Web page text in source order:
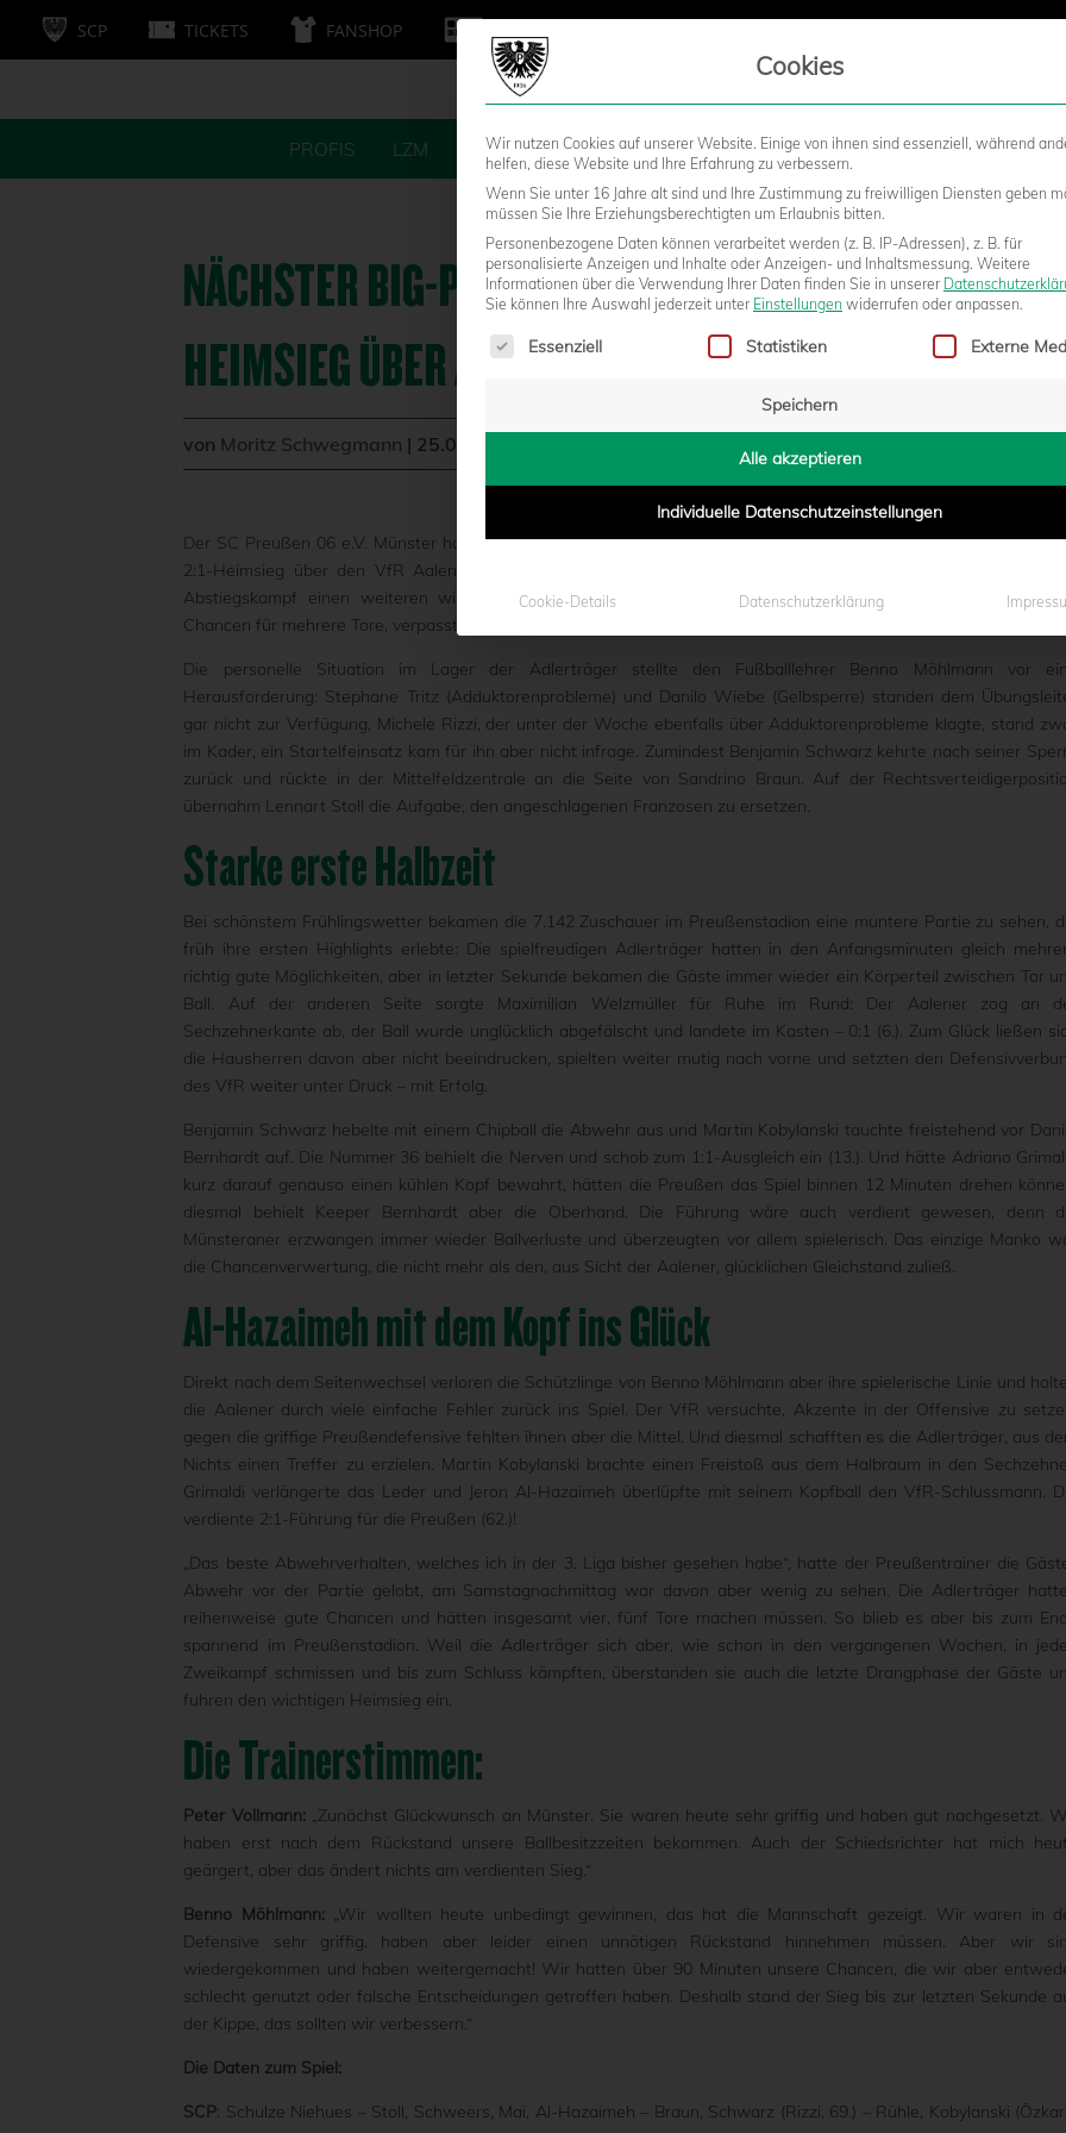
SCP TICKETS FANSHOP
PROFIS LZM FANS STADION BUSINESS KIDS
NÄCHSTER BIG-POINT: PREUSSEN KLETTERN NACH 2:1-
EIMSIEG ÜBER AALEN IN DER TABELLE
von Moritz Schwegmann | 25.03.2017 - 16:48
Der SC Preußen 06 e.V. Münster hat am 29. Spieltag den nächsten Big-Point gelandet. Die Adlerträger haben
2:1-Heimsieg über den VfR Aalen nicht nur einen starken spielerischen Auftritt abgeliefert, sie haben auch
Abstiegskampf einen weiteren wichtigen Schritt gemacht. Über die gesamte Spielzeit hatten die
Chancen für mehrere Tore, verpassten am Samstagnachmittag aber die frühzeitige Entscheidung.
Die personelle Situation im Lager der Adlerträger stellte den Fußballlehrer Benno Möhlmann vor
Herausforderung: Stephane Tritz (Adduktorenprobleme) und Danilo Wiebe (Gelbsperre) standen dem
gar nicht zur Verfügung, Michele Rizzi, der unter der Woche ebenfalls über Adduktorenprobleme klagte, stand
im Kader, ein Startelfeinsatz kam für ihn aber nicht infrage. Zumindest Benjamin Schwarz kehrte nach seiner
zurück und rückte in der Mittelfeldzentrale an die Seite von Sandrino Braun. Auf der
übernahm Lennart Stoll die Aufgabe, den angeschlagenen Franzosen zu ersetzen.
Starke erste Halbzeit
Bei schönstem Frühlingswetter bekamen die 7.142 Zuschauer im Preußenstadion eine muntere Partie zu sehen,
früh ihre ersten Highlights erlebte: Die spielfreudigen Adlerträger hatten in den Anfangsminuten gleich
richtig gute Möglichkeiten, aber in letzter Sekunde bekamen die Gäste immer wieder ein Körperteil zwischen Tor
Ball. Auf der anderen Seite sorgte Maximilian Welzmüller für Ruhe im Rund: Der Aalener zog an
Sechzehnerkante ab, der Ball wurde unglücklich abgefälscht und landete im Kasten – 0:1 (6.). Zum Glück ließen
die Hausherren davon aber nicht beeindrucken, spielten weiter mutig nach vorne und setzten den
des VfR weiter unter Druck – mit Erfolg.
Benjamin Schwarz hebelte mit einem Chipball die Abwehr aus und Martin Kobylanski tauchte freistehend vor
Bernhardt auf. Die Nummer 36 behielt die Nerven und schob zum 1:1-Ausgleich ein (13.). Und hätte Adriano
kurz darauf genauso einen kühlen Kopf bewahrt, hätten die Preußen das Spiel binnen 12 Minuten drehen
diesmal behielt Keeper Bernhardt aber die Oberhand. Die Führung wäre auch verdient gewesen, denn
Münsteraner erzwangen immer wieder Ballverluste und überzeugten vor allem spielerisch. Das einzige Manko
die Chancenverwertung, die nicht mehr als den, aus Sicht der Aalener, glücklichen Gleichstand zuließ.
Al-Hazaimeh mit dem Kopf ins Glück
Direkt nach dem Seitenwechsel verloren die Schützlinge von Benno Möhlmann aber ihre spielerische Linie und
die Aalener durch viele einfache Fehler zurück ins Spiel. Der VfR versuchte, Akzente in der Offensive zu
gegen die griffige Preußendefensive fehlten ihnen aber die Mittel. Und diesmal schafften es die Adlerträger, aus
Nichts einen Treffer zu erzielen. Martin Kobylanski brachte einen Freistoß aus dem Halbraum in den
Grimaldi verlängerte das Leder und Jeron Al-Hazaimeh überlüpfte mit seinem Kopfball den VfR-Schlussmann.
verdiente 2:1-Führung für die Preußen (62.)!
„Das beste Abwehrverhalten, welches ich in der 3. Liga bisher gesehen habe“, hatte der Preußentrainer die
Abwehr vor der Partie gelobt, am Samstagnachmittag war davon aber wenig zu sehen. Die Adlerträger
reihenweise gute Chancen und hätten insgesamt vier, fünf Tore machen müssen. So blieb es aber bis zum
spannend im Preußenstadion. Weil die Adlerträger sich aber, wie schon in den vergangenen Wochen, in
Zweikampf schmissen und bis zum Schluss kämpften, überstanden sie auch die letzte Drangphase der Gäste
fuhren den wichtigen Heimsieg ein.
Die Trainerstimmen:
Peter Vollmann:„Zunächst Glückwunsch an Münster. Sie waren heute sehr griffig und haben gut nachgesetzt.
haben erst nach dem Rückstand unsere Ballbesitzzeiten bekommen. Auch der Schiedsrichter hat mich
geärgert, aber das ändert nichts am verdienten Sieg.“
Benno Möhlmann:„Wir wollten heute unbedingt gewinnen, das hat die Mannschaft gezeigt. Wir waren in
Defensive sehr griffig, haben aber leider einen unnötigen Rückstand hinnehmen müssen. Aber wir
wiedergekommen und haben weitergemacht! Wir hatten über 90 Minuten unsere Chancen, die wir aber
schlecht genutzt oder falsche Entscheidungen getroffen haben. Deshalb stand der Sieg bis zur letzten Sekunde
der Kippe, das sollten wir verbessern.“
Die Daten zum Spiel:
SCP: Schulze Niehues – Stoll, Schweers, Mai, Al-Hazaimeh – Braun, Schwarz (Rizzi, 69.) – Rühle, Kobylanski
Cookies
Wir nutzen Cookies auf unserer Website. Einige von ihnen sind essenziell, während
helfen, diese Website und Ihre Erfahrung zu verbessern.
Wenn Sie unter 16 Jahre alt sind und Ihre Zustimmung zu freiwilligen Diensten geben
müssen Sie Ihre Erziehungsberechtigten um Erlaubnis bitten.
Personenbezogene Daten können verarbeitet werden (z. B. IP-Adressen), z. B. für
personalisierte Anzeigen und Inhalte oder Anzeigen- und Inhaltsmessung. Weitere
Informationen über die Verwendung Ihrer Daten finden Sie in unserer
Sie können Ihre Auswahl jederzeit unter Einstellungen widerrufen oder anpassen.
Es folgt eine Liste der Service-Gruppen, für die eine Einwilligung erteilt
Essenziell Statistiken Externe
Speichern
Alle akzeptieren
Individuelle Datenschutzeinstellungen
Cookie-Details Datenschutzerklärung